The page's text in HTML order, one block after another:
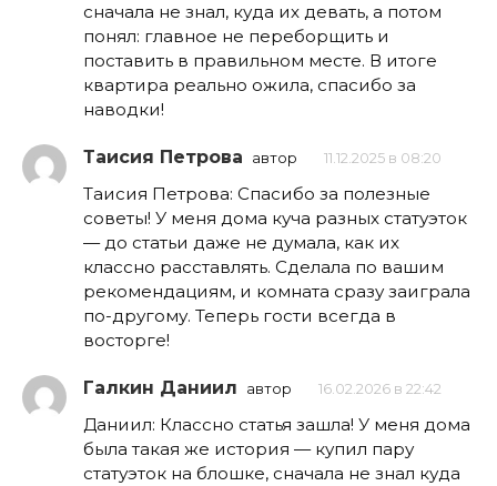
сначала не знал, куда их девать, а потом
понял: главное не переборщить и
поставить в правильном месте. В итоге
квартира реально ожила, спасибо за
наводки!
Таисия Петрова автор 11.12.2025 в 08:20
Таисия Петрова: Спасибо за полезные
советы! У меня дома куча разных статуэток
— до статьи даже не думала, как их
классно расставлять. Сделала по вашим
рекомендациям, и комната сразу заиграла
по-другому. Теперь гости всегда в
восторге!
Галкин Даниил автор 16.02.2026 в 22:42
Даниил: Классно статья зашла! У меня дома
была такая же история — купил пару
статуэток на блошке, сначала не знал куда